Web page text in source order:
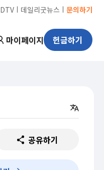
ㅣ 데일리굿뉴스 ㅣ 문의하기
마이페이지 헌금하기
공유하기